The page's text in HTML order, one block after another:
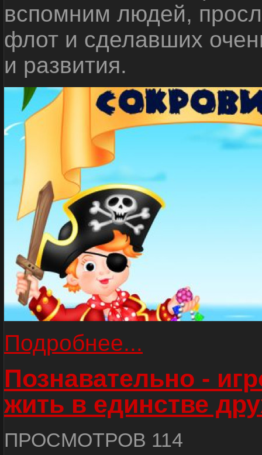
вспомним людей,
флот и сделавших
и развития.
Подробнее...
Познавательно -
жить в единстве
ПРОСМОТРОВ 114